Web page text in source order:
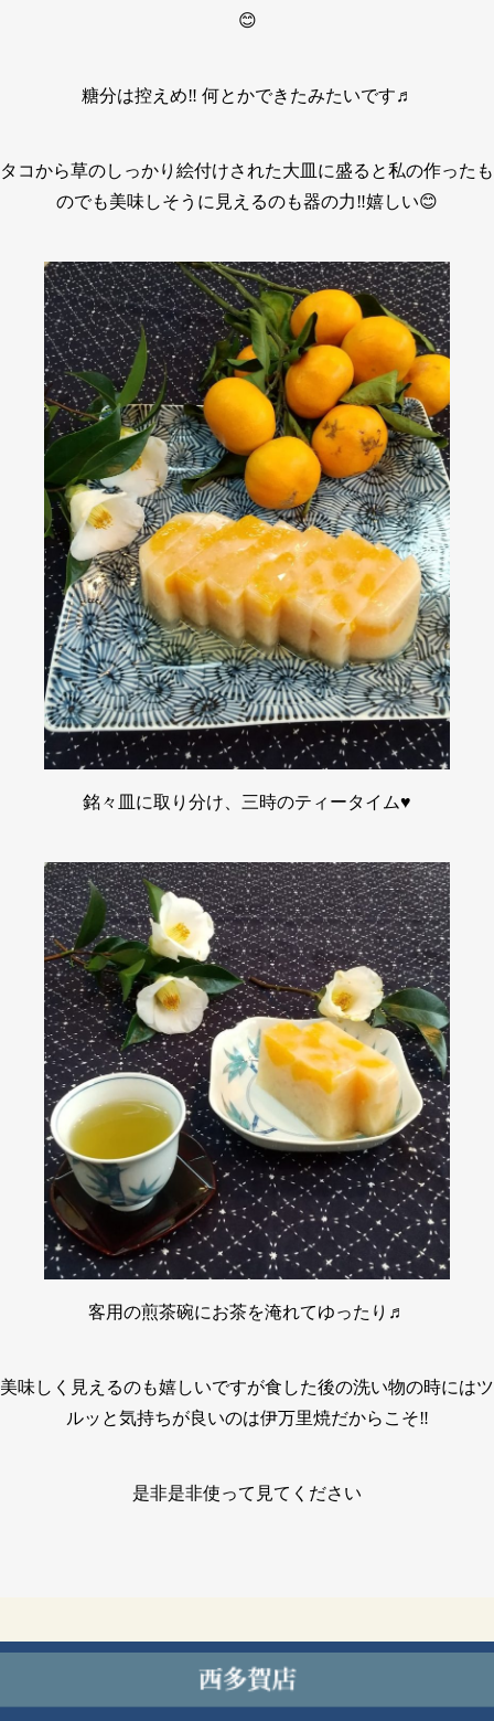
😊
糖分は控えめ‼️ 何とかできたみたいです♬
タコから草のしっかり絵付けされた大皿に盛ると私の作ったも
のでも美味しそうに見えるのも器の力‼️嬉しい😊
銘々皿に取り分け、三時のティータイム♥
客用の煎茶碗にお茶を淹れてゆったり♬
美味しく見えるのも嬉しいですが食した後の洗い物の時にはツ
ルッと気持ちが良いのは伊万里焼だからこそ‼️
是非是非使って見てください